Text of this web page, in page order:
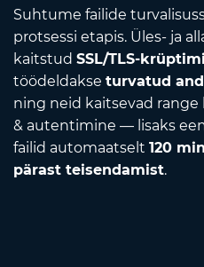
Suhtume failide
protsessi etapis. Üles- ja
kaitstud SSL/TLS-
töödeldakse turvatud
ning neid kaitsevad range
& autentimine — lisaks
failid automaatselt 120
pärast teisendamist.